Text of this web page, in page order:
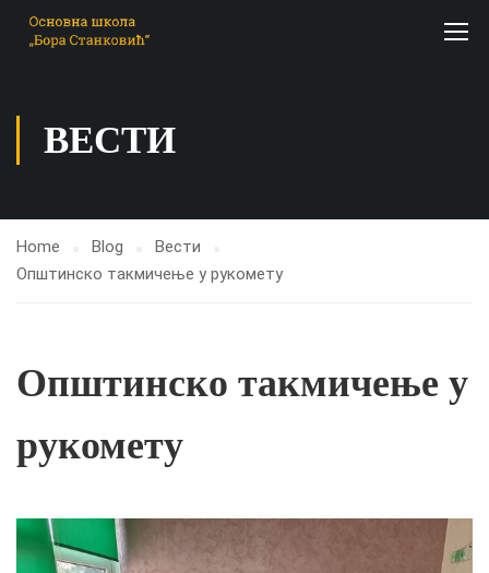
ВЕСТИ
Home Blog
Вести
Општинско такмичење у рукомету
Општинско такмичење у
рукомету